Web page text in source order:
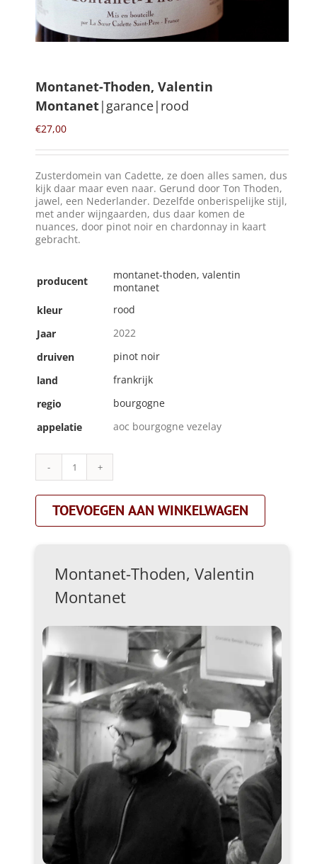
Mijn Account
Zoeken
NL
Montanet-Thoden, Valentin
Montanet|garance|rood
€27,00
Zusterdomein van Cadette, ze doen alles samen, dus
kijk daar maar even naar. Gerund door Ton Thoden,
jawel, een Nederlander. Dezelfde onberispelijke stijl,
met ander wijngaarden, dus daar komen de
nuances, door pinot noir en chardonnay in kaart
gebracht.
producent
montanet-thoden, valentin
montanet
kleur
rood
Jaar
2022
druiven
pinot noir
land
frankrijk
regio
bourgogne
appelatie
aoc bourgogne vezelay
Montanet-
Thoden,
Valentin
Montanet|garance|rood
aantal
TOEVOEGEN AAN WINKELWAGEN
Montanet-Thoden, Valentin
Montanet